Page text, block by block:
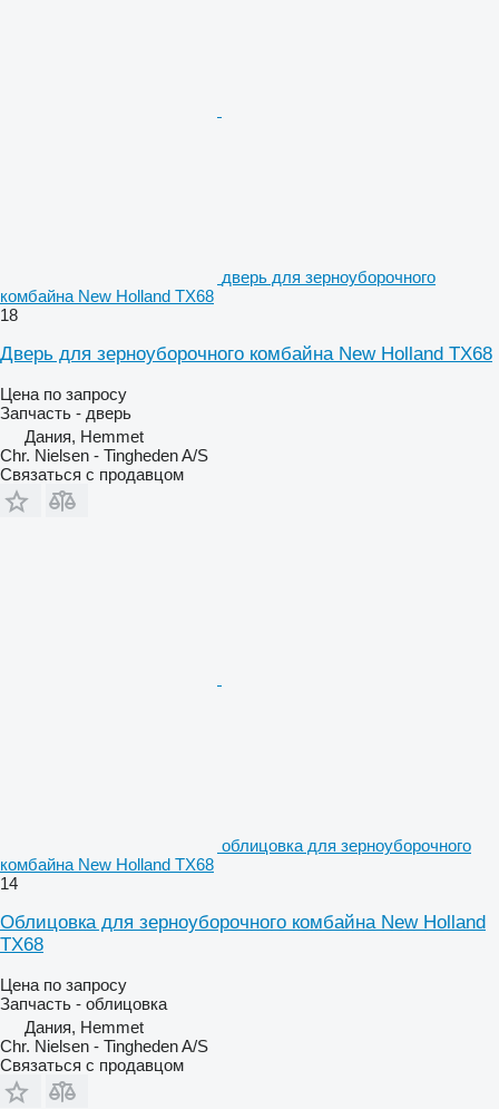
дверь для зерноуборочного
комбайна New Holland TX68
18
Дверь для зерноуборочного комбайна New Holland TX68
Цена по запросу
Запчасть - дверь
Дания, Hemmet
Chr. Nielsen - Tingheden A/S
Связаться с продавцом
облицовка для зерноуборочного
комбайна New Holland TX68
14
Облицовка для зерноуборочного комбайна New Holland
TX68
Цена по запросу
Запчасть - облицовка
Дания, Hemmet
Chr. Nielsen - Tingheden A/S
Связаться с продавцом